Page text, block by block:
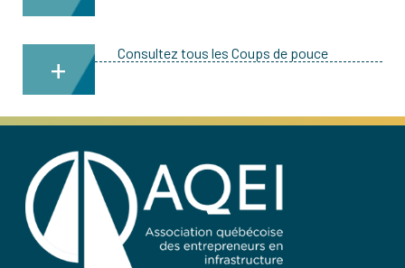
+ Consultez tous les Coups de pouce